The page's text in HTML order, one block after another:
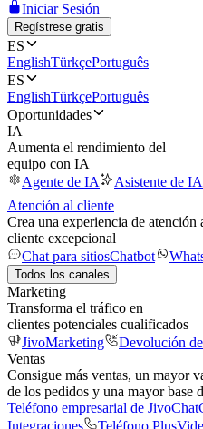
Iniciar Sesión
Regístrese gratis
ES
EnglishTürkçePortuguês
ES
EnglishTürkçePortuguês
Oportunidades
IA
Aumenta el rendimiento del
equipo con IA
Agente de IA
Asistente de IA
Atención al cliente
Crea una experiencia de atención
cliente excepcional
Chat para sitiosChatbot
Todos los canales
Marketing
Transforma el tráfico en
clientes potenciales cualificados
JivoMarketing
Devolución
Ventas
Consigue más ventas, un mayor
de los pedidos y una mayor base
Teléfono empresarial de JivoChat
Integraciones
Teléfono Plus